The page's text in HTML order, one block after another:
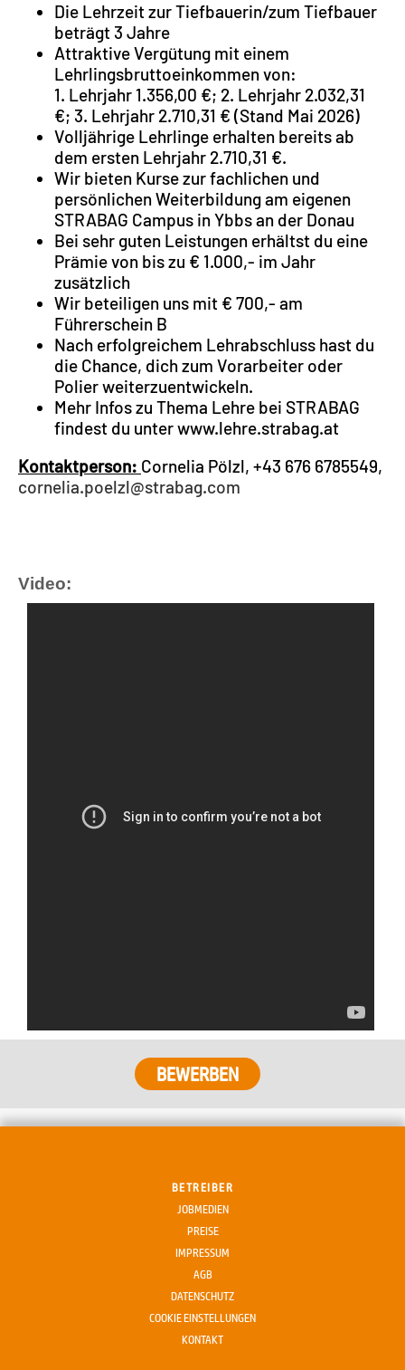
Die Lehrzeit zur Tiefbauerin/zum Tiefbauer
beträgt 3 Jahre
Attraktive Vergütung mit einem
Lehrlingsbruttoeinkommen von:
1. Lehrjahr 1.356,00 €; 2. Lehrjahr 2.032,31
€; 3. Lehrjahr 2.710,31 € (Stand Mai 2026)
Volljährige Lehrlinge erhalten bereits ab
dem ersten Lehrjahr 2.710,31 €.
Wir bieten Kurse zur fachlichen und
persönlichen Weiterbildung am eigenen
STRABAG Campus in Ybbs an der Donau
Bei sehr guten Leistungen erhältst du eine
Prämie von bis zu € 1.000,- im Jahr
zusätzlich
Wir beteiligen uns mit € 700,- am
Führerschein B
Nach erfolgreichem Lehrabschluss hast du
die Chance, dich zum Vorarbeiter oder
Polier weiterzuentwickeln.
Mehr Infos zu Thema Lehre bei STRABAG
findest du unter www.lehre.strabag.at
Kontaktperson: Cornelia Pölzl, +43 676 6785549,
cornelia.poelzl@strabag.com
Video:
BETREIBER
JOBMEDIEN
PREISE
IMPRESSUM
AGB
DATENSCHUTZ
COOKIE EINSTELLUNGEN
KONTAKT